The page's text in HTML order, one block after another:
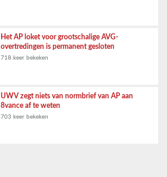
Het AP loket voor grootschalige AVG-
overtredingen is permanent gesloten
718 keer bekeken
UWV zegt niets van normbrief van AP aan
8vance af te weten
703 keer bekeken